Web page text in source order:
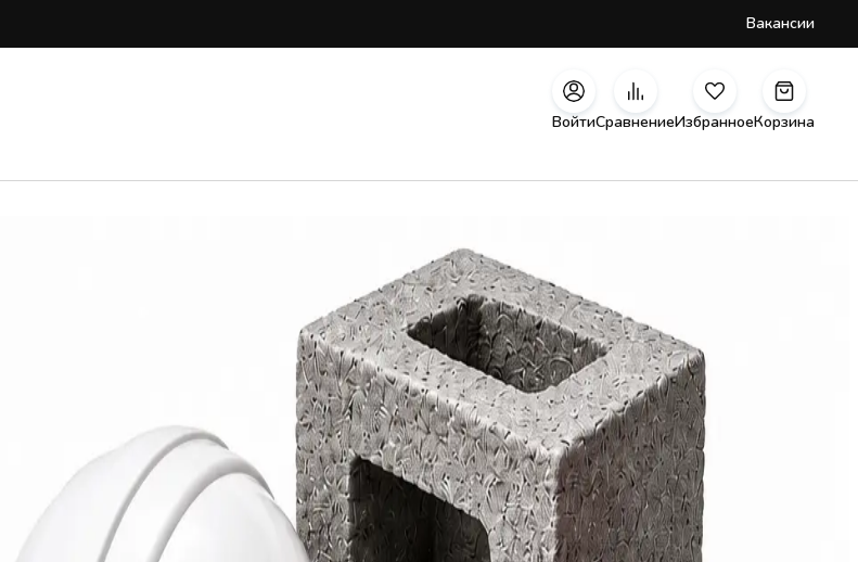
Вакансии
ВойтиСравнениеИзбранноеКорзина